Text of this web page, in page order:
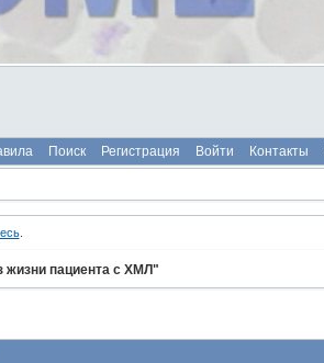
Поиск Регистрация Войти Контакты
.
жизни пациента с ХМЛ"